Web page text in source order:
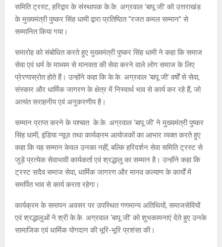
समिति ट्रस्ट, हरिद्वार के संस्थापक के.के. अग्रवाल ‘बापू जी’ को उत्तराखंड
के मुख्यमंत्री पुष्कर सिंह धामी द्वारा प्रतिष्ठित “रजत कमल सम्मान” से
सम्मानित किया गया।
समारोह को संबोधित करते हुए मुख्यमंत्री पुष्कर सिंह धामी ने कहा कि समाज
सेवा एवं धर्म के माध्यम से मानवता की सेवा करने वाले लोग समाज के लिए
प्रेरणास्रोत होते हैं। उन्होंने कहा कि के.के. अग्रवाल ‘बापू जी’ वर्षों से सेवा,
संस्कार और धार्मिक जागरण के क्षेत्र में निस्वार्थ भाव से कार्य कर रहे हैं, जो
अत्यंत सराहनीय एवं अनुकरणीय है।
सम्मान प्राप्त करने के पश्चात के.के. अग्रवाल ‘बापू जी’ ने मुख्यमंत्री पुष्कर
सिंह धामी, इंडिया न्यूज़ तथा कार्यक्रम आयोजकों का आभार व्यक्त करते हुए
कहा कि यह सम्मान केवल उनका नहीं, बल्कि हरिदर्शन सेवा समिति ट्रस्ट से
जुड़े प्रत्येक सेवाभावी कार्यकर्ता एवं श्रद्धालु का सम्मान है। उन्होंने कहा कि
ट्रस्ट सदैव समाज सेवा, धार्मिक जागरण और मानव कल्याण के कार्यों में
समर्पित भाव से कार्य करता रहेगा।
कार्यक्रम के समापन अवसर पर उपस्थित गणमान्य अतिथियों, समाजसेवियों
एवं श्रद्धालुओं ने श्री के.के. अग्रवाल ‘बापू जी’ को शुभकामनाएं देते हुए उनके
सामाजिक एवं धार्मिक योगदान की भूरि-भूरि प्रशंसा की।